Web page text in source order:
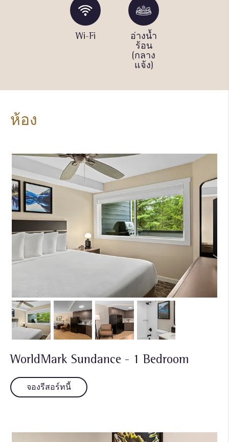
Wi-Fi
อ่างน้ำ
ร้อน
(กลาง
แจ้ง)
ห้อง
WorldMark Sundance - 1 Bedroom
จองรีสอร์ทนี้